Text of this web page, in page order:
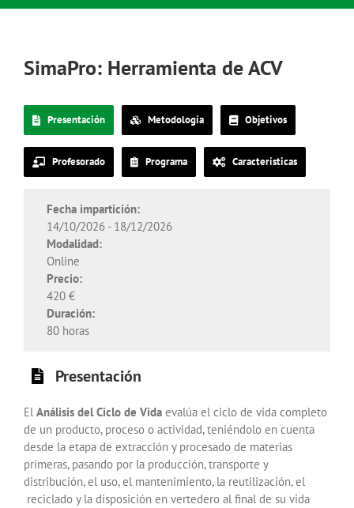
SimaPro: Herramienta de ACV
Presentación Metodología Objetivos
Profesorado Programa Características
Fecha impartición:
14/10/2026 - 18/12/2026
Modalidad:
Online
Precio:
420 €
Duración:
80 horas
Presentación
El Análisis del Ciclo de Vida evalúa el ciclo de vida completo
de un producto, proceso o actividad, teniéndolo en cuenta
desde la etapa de extracción y procesado de materias
primeras, pasando por la producción, transporte y
distribución, el uso, el mantenimiento, la reutilización, el
reciclado y la disposición en vertedero al final de su vida